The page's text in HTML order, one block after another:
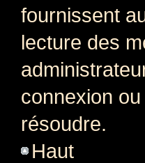
fournissent
lecture des
connexion
résoudre.
Haut